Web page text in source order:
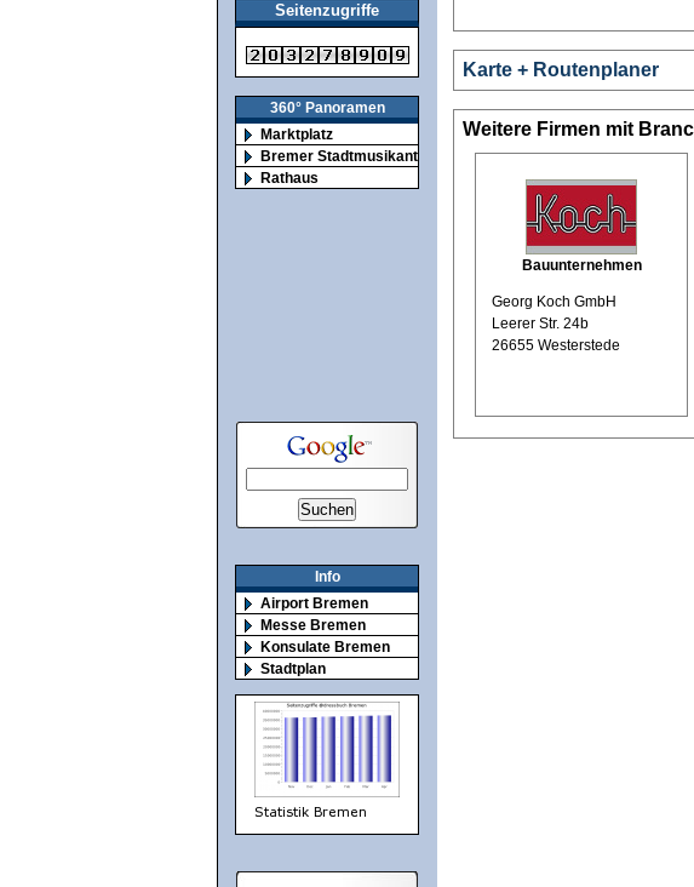
Seitenzugriffe
360° Panoramen
Marktplatz
Bremer Stadtmusikanten
Rathaus
Info
Airport Bremen
Messe Bremen
Konsulate Bremen
Stadtplan
Karte + Routenplaner
Weitere Firmen mit
Bauunternehmen
Georg Koch GmbH
Leerer Str. 24b
26655 Westerstede